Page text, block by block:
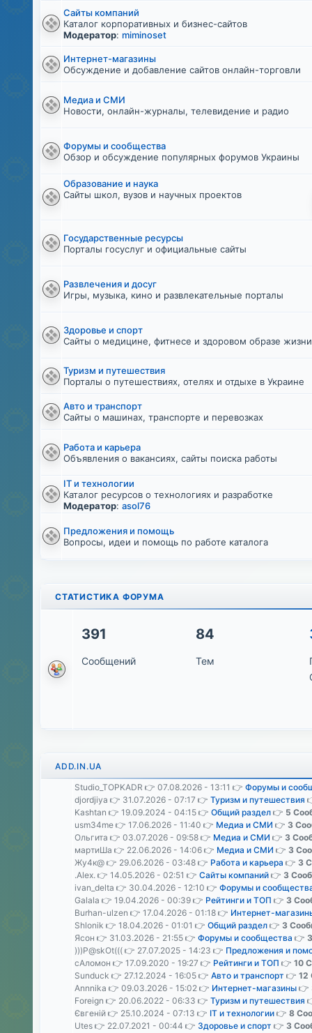
Сайты компаний
Каталог корпоративных и бизнес-сайтов
Модератор: miminoset
Интернет-магазины
Обсуждение и добавление сайтов онлайн-торговли
Медиа и СМИ
Новости, онлайн-журналы, телевидение и радио
Форумы и сообщества
Обзор и обсуждение популярных форумов Украины
Образование и наука
Сайты школ, вузов и научных проектов
Государственные ресурсы
Порталы госуслуг и официальные сайты
Развлечения и досуг
Игры, музыка, кино и развлекательные порталы
Здоровье и спорт
Сайты о медицине, фитнесе и здоровом образе жизни
Туризм и путешествия
Порталы о путешествиях, отелях и отдыхе в Украине
Авто и транспорт
Сайты о машинах, транспорте и перевозках
Работа и карьера
Объявления о вакансиях, сайты поиска работы
IT и технологии
Каталог ресурсов о технологиях и разработке
Модератор:asol76
Предложения и помощь
Вопросы, идеи и помощь по работе каталога
СТАТИСТИКА ФОРУМА
391
Сообщений
84
Тем
ADD.IN.UA
Studio_TOPKADR 👉 07.08.2026 - 13:11 👉Форумы и
djordjiya 👉 31.07.2026 - 07:17 👉Туризм и путешествия
Kashtan 👉 19.09.2024 - 04:15 👉Общий раздел 👉 5
usm34me 👉 17.06.2026 - 11:40 👉 Медиа и СМИ 👉 3
Ольгита 👉 03.07.2026 - 09:58 👉 Медиа и СМИ 👉 3
мартиШа 👉 22.06.2026 - 14:06 👉 Медиа и СМИ 👉 3
Жу4к@ 👉 29.06.2026 - 03:48 👉 Работа и карьера 👉 3
.Alex. 👉 14.05.2026 - 02:51 👉Сайты компаний 👉 3
ivan_delta 👉 30.04.2026 - 12:10 👉Форумы и
Galala 👉 19.04.2026 - 00:39 👉 Рейтинги и ТОП 👉 3
Burhan-ulzen 👉 17.04.2026 - 01:18 👉 Интернет-
Shlonik 👉 18.04.2026 - 01:01 👉Общий раздел 👉 3
Ясон 👉 31.03.2026 - 21:55 👉Форумы и сообщества 👉
)))P@skOt((( 👉 27.07.2025 - 14:23 👉 Предложения и
сАломон 👉 17.09.2020 - 19:27 👉 Рейтинги и ТОП 👉10
Sunduck 👉 27.12.2024 - 16:05 👉Авто и транспорт 👉12
Annnika 👉 09.03.2026 - 15:02 👉 Интернет-магазины 👉
Foreign 👉 20.06.2022 - 06:33 👉Туризм и путешествия
Євгеній 👉 25.10.2024 - 07:13 👉 IT и технологии 👉8
Utes 👉 22.07.2021 - 00:44 👉 Здоровье и спорт 👉 3